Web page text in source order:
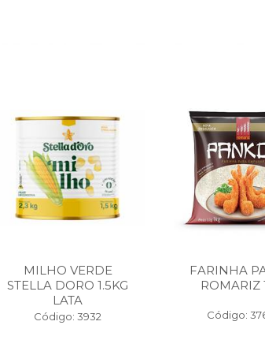
MILHO VERDE
STELLA DORO 1.5KG
LATA
Código: 3932
FARINHA
ROMARIZ
Código: